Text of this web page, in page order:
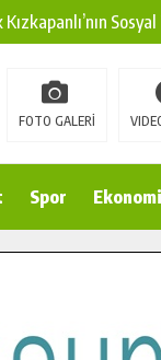
Modern
Başarı: Edinilen
Yeni Medya
Başkan
FOTO GALERİ
Spor Ekonomi